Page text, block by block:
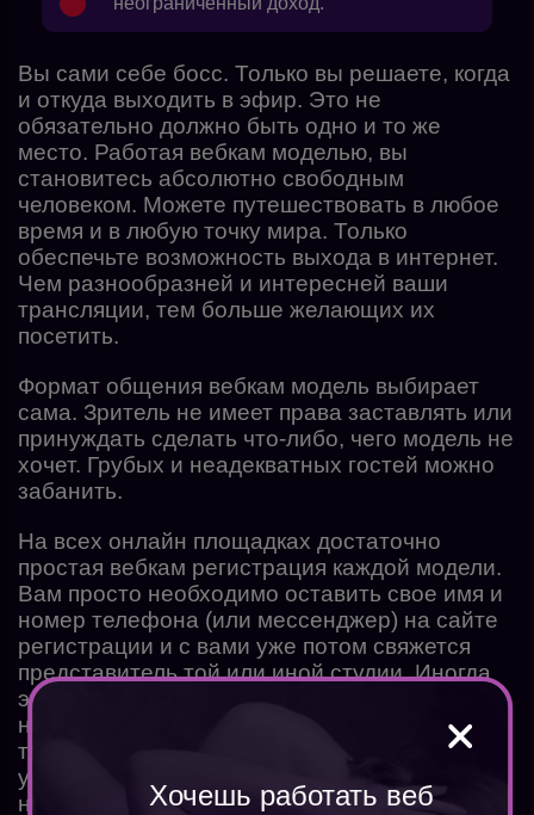
Вы сами себе босс. Только вы решаете, когда
и откуда выходить в эфир. Это не
обязательно должно быть одно и то же
место. Работая вебкам моделью, вы
становитесь абсолютно свободным
человеком. Можете путешествовать в любое
время и в любую точку мира. Только
обеспечьте возможность выхода в интернет.
Чем разнообразней и интересней ваши
трансляции, тем больше желающих их
посетить.
Формат общения вебкам модель выбирает
сама. Зритель не имеет права заставлять или
принуждать сделать что-либо, чего модель не
хочет. Грубых и неадекватных гостей можно
забанить.
На всех онлайн площадках достаточно
простая вебкам регистрация каждой модели.
Вам просто необходимо оставить свое имя и
номер телефона (или мессенджер) на сайте
регистрации и с вами уже потом свяжется
представитель той или иной студии. Иногда
это происходит быстро, иногда может занять
несколько дней (как например с Intercam —
там перезванивают не сразу). И потом вам
уже расскажут что делать дальше — что
нужно для дальнейшей регистрации, какие
Хочешь работать веб